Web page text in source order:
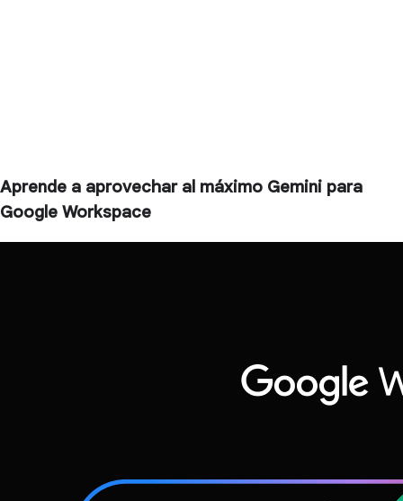
Aprende a aprovechar al máximo Gemini para
Google Workspace